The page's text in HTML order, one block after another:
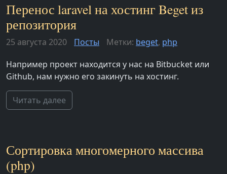
Перенос laravel на хостинг Beget из
репозитория
25 августа 2020 Посты Метки: beget, php
Например проект находится у нас на Bitbucket или
Github, нам нужно его закинуть на хостинг.
Читать далее
Сортировка многомерного массива
(php)